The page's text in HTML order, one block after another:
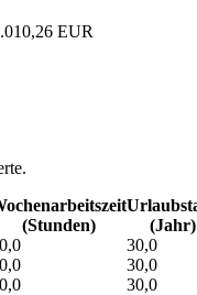
EUR
(Stunden)
(Jahr)
30,0
30,0
30,0